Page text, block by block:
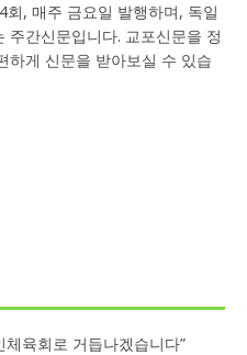
, 매주 금요일 발행하며, 독일
주간신문입니다. 교포신문을 정
하게 신문을 받아보실 수 있습
육회로 거듭나겠습니다”